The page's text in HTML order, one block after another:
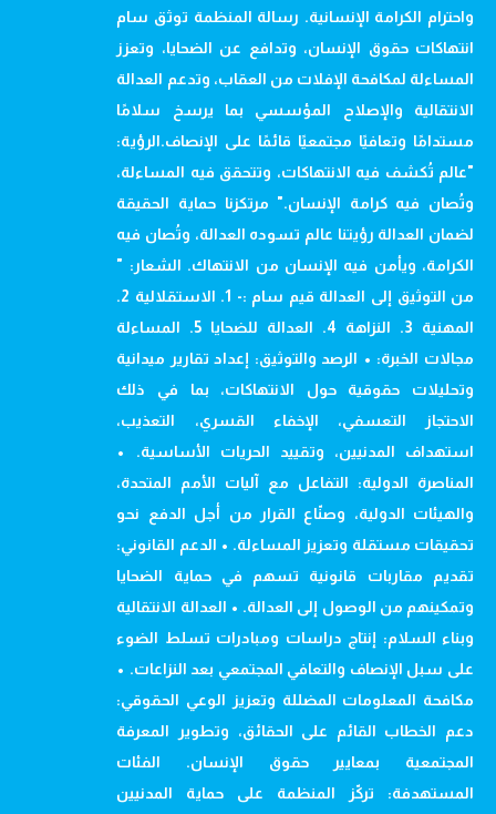
واحترام الكرامة الإنسانية. رسالة المنظمة توثق سام
انتهاكات حقوق الإنسان، وتدافع عن الضحايا، وتعزز
المساءلة لمكافحة الإفلات من العقاب، وتدعم العدالة
الانتقالية والإصلاح المؤسسي بما يرسخ سلامًا
مستدامًا وتعافيًا مجتمعيًا قائمًا على الإنصاف.الرؤية:
"عالم تُكشف فيه الانتهاكات، وتتحقق فيه المساءلة،
وتُصان فيه كرامة الإنسان." مرتكزنا حماية الحقيقة
لضمان العدالة رؤيتنا عالم تسوده العدالة، وتُصان فيه
الكرامة، ويأمن فيه الإنسان من الانتهاك. الشعار: "
من التوثيق إلى العدالة قيم سام :- 1. الاستقلالية 2.
المهنية 3. النزاهة 4. العدالة للضحايا 5. المساءلة
مجالات الخبرة: • الرصد والتوثيق: إعداد تقارير ميدانية
وتحليلات حقوقية حول الانتهاكات، بما في ذلك
الاحتجاز التعسفي، الإخفاء القسري، التعذيب،
استهداف المدنيين، وتقييد الحريات الأساسية. •
المناصرة الدولية: التفاعل مع آليات الأمم المتحدة،
والهيئات الدولية، وصنّاع القرار من أجل الدفع نحو
تحقيقات مستقلة وتعزيز المساءلة. • الدعم القانوني:
تقديم مقاربات قانونية تسهم في حماية الضحايا
وتمكينهم من الوصول إلى العدالة. • العدالة الانتقالية
وبناء السلام: إنتاج دراسات ومبادرات تسلط الضوء
على سبل الإنصاف والتعافي المجتمعي بعد النزاعات. •
مكافحة المعلومات المضللة وتعزيز الوعي الحقوقي:
دعم الخطاب القائم على الحقائق، وتطوير المعرفة
المجتمعية بمعايير حقوق الإنسان. الفئات
المستهدفة: تركّز المنظمة على حماية المدنيين